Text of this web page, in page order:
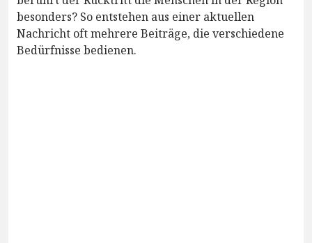
besonders? So entstehen aus einer aktuellen
Nachricht oft mehrere Beiträge, die verschiedene
Bedürfnisse bedienen.